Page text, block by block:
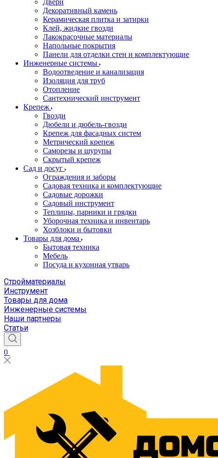
Двери
Декоративный камень
Керамическая плитка и затирки
Клей, жидкие гвозди
Лакокрасочные материалы
Напольные покрытия
Панели для отделки стен и комплектующие
Инженерные системы
Водоотведение и канализация
Изоляция для труб
Отопление
Сантехнический инструмент
Крепеж
Гвозди
Дюбели и дюбель-гвозди
Крепеж для фасадных систем
Метрический крепеж
Саморезы и шурупы
Скрытый крепеж
Сад и досуг
Ограждения и заборы
Садовая техника и комплектующие
Садовые дорожки
Садовый инструмент
Теплицы, парники и грядки
Уборочная техника и инвентарь
Хозблоки и бытовки
Товары для дома
Бытовая техника
Мебель
Посуда и кухонная утварь
Стройматериалы
Инструмент
Товары для дома
Инженерные системы
Наши партнеры
Статьи
0